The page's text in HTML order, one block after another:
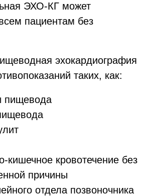
ЭХО-КГ может
пациентам без
эхокардиография
таких, как:
пищевода
кишечное кровотечение без
причины
отдела позвоночника